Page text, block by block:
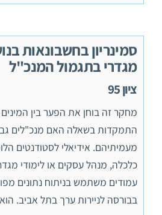
סמינריון בחשבונאות
מגדרי בתגמול המנכ"ל
ציון 95
מחקר זה בוחן את הפער בין
התמקדות בשאלה האם מנכ"לים
מעמיתיהם. אידיאלי לסטודנטים
בבורסה לניירות ערך בתל אביב.